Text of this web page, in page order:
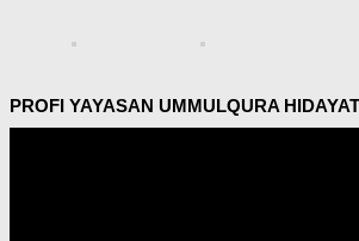
PROFI YAYASAN UMMULQURA